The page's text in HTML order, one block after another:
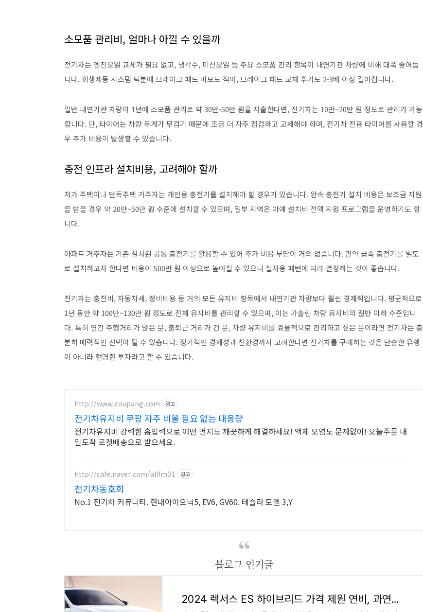
소모품 관리비, 얼마나 아낄 수 있을까
전기차는 엔진오일 교체가 필요 없고, 냉각수, 미션오일 등 주요 소모품 관리 항목이 내연기관 차량에 비해 대폭 줄어듭
니다. 회생제동 시스템 덕분에 브레이크 패드 마모도 적어, 브레이크 패드 교체 주기도 2-3배 이상 길어집니다.
일반 내연기관 차량이 1년에 소모품 관리로 약 30만-50만 원을 지출한다면, 전기차는 10만~20만 원 정도로 관리가 가능
합니다. 단, 타이어는 차량 무게가 무겁기 때문에 조금 더 자주 점검하고 교체해야 하며, 전기차 전용 타이어를 사용할 경
우 추가 비용이 발생할 수 있습니다.
충전 인프라 설치비용, 고려해야 할까
자가 주택이나 단독주택 거주자는 개인용 충전기를 설치해야 할 경우가 있습니다. 완속 충전기 설치 비용은 보조금 지원
을 받을 경우 약 20만~50만 원 수준에 설치할 수 있으며, 일부 지역은 아예 설치비 전액 지원 프로그램을 운영하기도 합
니다.
아파트 거주자는 기존 설치된 공동 충전기를 활용할 수 있어 추가 비용 부담이 거의 없습니다. 만약 급속 충전기를 별도
로 설치하고자 한다면 비용이 500만 원 이상으로 높아질 수 있으니 실사용 패턴에 따라 결정하는 것이 좋습니다.
전기차는 충전비, 자동차세, 정비비용 등 거의 모든 유지비 항목에서 내연기관 차량보다 훨씬 경제적입니다. 평균적으로
1년 동안 약 100만~130만 원 정도로 전체 유지비를 관리할 수 있으며, 이는 가솔린 차량 유지비의 절반 이하 수준입니
다. 특히 연간 주행거리가 많은 분, 출퇴근 거리가 긴 분, 차량 유지비를 효율적으로 관리하고 싶은 분이라면 전기차는 충
분히 매력적인 선택이 될 수 있습니다. 장기적인 경제성과 친환경까지 고려한다면 전기차를 구매하는 것은 단순한 유행
이 아니라 현명한 투자라고 할 수 있습니다.
http://www.coupang.com 광고
전기차유지비 쿠팡 자주 비울 필요 없는 대용량
전기차유지비 강력한 흡입력으로 어떤 먼지도 깨끗하게 해결하세요! 액체 오염도 문제없이! 오늘주문 내
일도착 로켓배송으로 받으세요.
http://cafe.naver.com/allfm01 광고
전기차동호회
No.1 전기차 커뮤니티. 현대아이오닉5, EV6, GV60. 테슬라 모델 3,Y
블로그 인기글
2024 렉서스 ES 하이브리드 가격 제원 연비, 과연 적당한 가격인가?